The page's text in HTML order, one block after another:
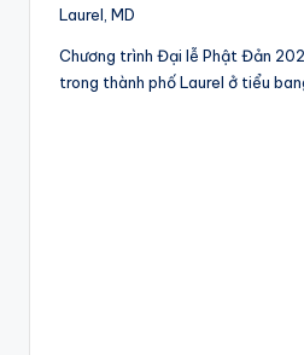
Laurel, MD
Chương trình Đại lễ Phật Đản
trong thành phố Laurel ở tiểu